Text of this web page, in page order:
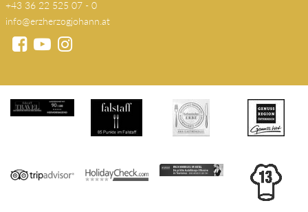
A-8990 Bad Aussee
+43 36 22 525 07 - 0
info@erzherzogjohann.at